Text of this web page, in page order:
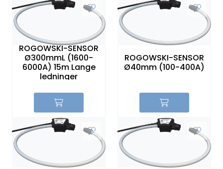
ROGOWSKI-SENSOR
Ø300mmL (1600-
6000A) 15m Lange
ledninger
ROGOWSKI-SENSOR
Ø40mm (100-400A)